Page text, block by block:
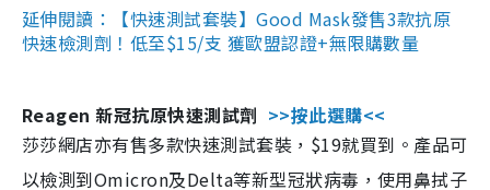
延伸閱讀：【快速測試套裝】Good Mask發售3款抗原
快速檢測劑！低至$15/支 獲歐盟認證+無限購數量
Reagen 新冠抗原快速測試劑 >>按此選購<<
莎莎網店亦有售多款快速測試套裝，$19就買到。產品可
以檢測到Omicron及Delta等新型冠狀病毒，使用鼻拭子